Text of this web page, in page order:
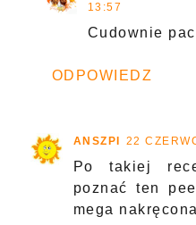
13:57
Cudownie
ODPOWIEDZ
ANSZPI 22
Po takiej
poznać ten
mega